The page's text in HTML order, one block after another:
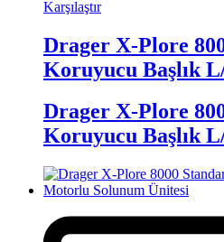
Karşılaştır
Drager X-Plore
Koruyucu Başlık
Drager X-Plore
Koruyucu Başlık